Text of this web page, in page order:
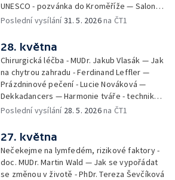
UNESCO - pozvánka do Kroměříže — Salon
filmových klapek
Poslední vysílání31. 5. 2026na ČT1
28. května
Chirurgická léčba - MUDr. Jakub Vlasák — Jak
na chytrou zahradu - Ferdinand Leffler —
Prázdninové pečení - Lucie Nováková —
Dekkadancers — Harmonie tváře - techniky
přírodního omlazení - Martina Kavecká —
Petr Bednařík — Počasí s Michalem Žákem
Poslední vysílání 28. 5. 2026na ČT1
27. května
Nečekejme na lymfedém, rizikové faktory -
doc. MUDr. Martin Wald — Jak se vypořádat
se změnou v životě - PhDr. Tereza Ševčíková